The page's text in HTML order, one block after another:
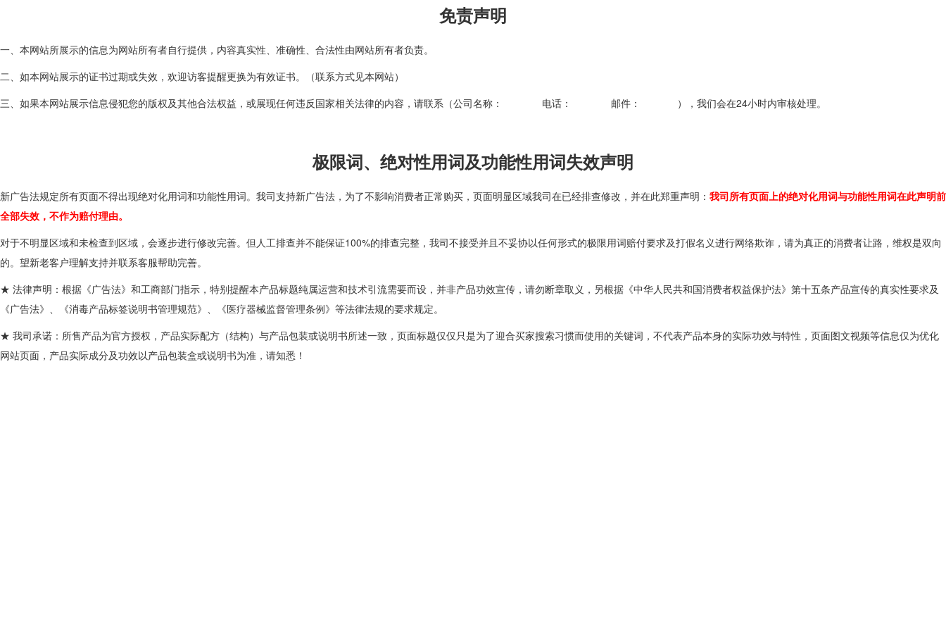
免责声明
一、本网站所展示的信息为网站所有者自行提供，内容真实性、准确性、合法性由网站所有者负责。
二、如本网站展示的证书过期或失效，欢迎访客提醒更换为有效证书。（联系方式见本网站）
三、如果本网站展示信息侵犯您的版权及其他合法权益，或展现任何违反国家相关法律的内容，请联系（公司名称： 电话： 邮件： ），我们会在24小时内审核处理。
极限词、绝对性用词及功能性用词失效声明
新广告法规定所有页面不得出现绝对化用词和功能性用词。我司支持新广告法，为了不影响消费者正常购买，页面明显区域我司在已经排查修改，并在此郑重声明： 我司所有页面上的绝对化用词与功能性用词在此声明前
全部失效，不作为赔付理由。
对于不明显区域和未检查到区域，会逐步进行修改完善。但人工排查并不能保证100%的排查完整，我司不接受并且不妥协以任何形式的极限用词赔付要求及打假名义进行网络欺诈，请为真正的消费者让路，维权是双向
的。望新老客户理解支持并联系客服帮助完善。
★ 法律声明：根据《广告法》和工商部门指示，特别提醒本产品标题纯属运营和技术引流需要而设，并非产品功效宣传，请勿断章取义，另根据《中华人民共和国消费者权益保护法》第十五条产品宣传的真实性要求及
《广告法》、《消毒产品标签说明书管理规范》、《医疗器械监督管理条例》等法律法规的要求规定。
★ 我司承诺：所售产品为官方授权，产品实际配方（结构）与产品包装或说明书所述一致，页面标题仅仅只是为了迎合买家搜索习惯而使用的关键词，不代表产品本身的实际功效与特性，页面图文视频等信息仅为优化
网站页面，产品实际成分及功效以产品包装盒或说明书为准，请知悉！